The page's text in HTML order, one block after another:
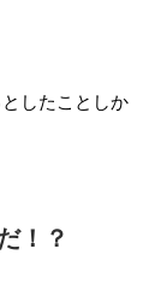
したことしか
！？